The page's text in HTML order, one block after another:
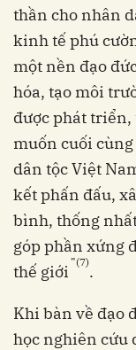
thần cho nhân
kinh tế phú
một nền đạo
hóa, tạo môi
được phát
muốn cuối
dân tộc Việt
kết phấn đấu,
bình, thống
góp phần xứng
thế giới ”(7).
Khi bàn về đạo
học nghiên cứu